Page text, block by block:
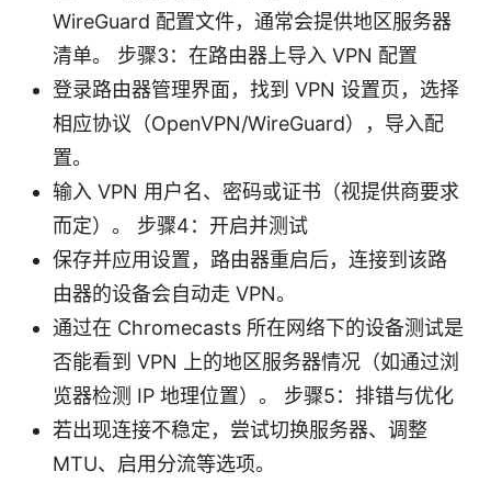
WireGuard 配置文件，通常会提供地区服务器
清单。 步骤3：在路由器上导入 VPN 配置
登录路由器管理界面，找到 VPN 设置页，选择
相应协议（OpenVPN/WireGuard），导入配
置。
输入 VPN 用户名、密码或证书（视提供商要求
而定）。 步骤4：开启并测试
保存并应用设置，路由器重启后，连接到该路
由器的设备会自动走 VPN。
通过在 Chromecasts 所在网络下的设备测试是
否能看到 VPN 上的地区服务器情况（如通过浏
览器检测 IP 地理位置）。 步骤5：排错与优化
若出现连接不稳定，尝试切换服务器、调整
MTU、启用分流等选项。